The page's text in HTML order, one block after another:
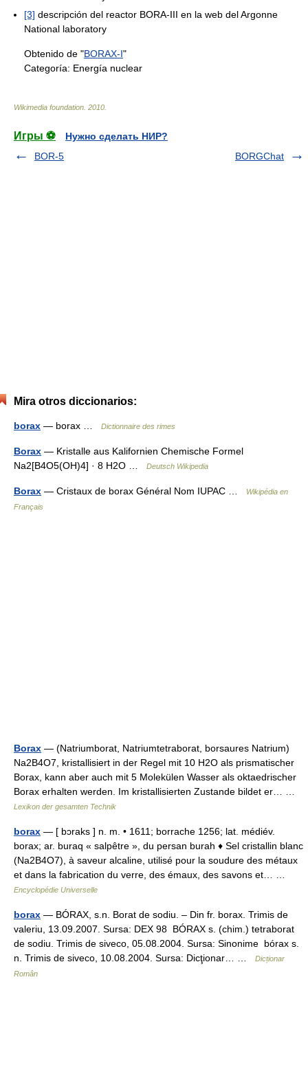
[3] descripción del reactor BORA-III en la web del Argonne
National laboratory
Obtenido de "BORAX-I"
Categoría: Energía nuclear
Wikimedia foundation 2010
Игры ⚽
Нужно сделать НИР?
BOR-5
BORGChat
Mira otros diccionarios:
borax — borax … Dictionnaire des rimes
Borax — Kristalle aus Kalifornien Chemische Formel
Na2[B4O5(OH)4] · 8 H2O …
Deutsch Wikipedia
Borax — Cristaux de borax Général Nom IUPAC …
Wikipédia en
Français
Borax — (Natriumborat, Natriumtetraborat, borsaures Natrium)
Na2B4O7, kristallisiert in der Regel mit 10 H2O als prismatischer
Borax, kann aber auch mit 5 Molekülen Wasser als oktaedrischer
Borax erhalten werden. Im kristallisierten Zustande bildet er… …
Lexikon der gesamten Technik
borax — [ bɔraks ] n. m. • 1611; borrache 1256; lat. médiév.
borax; ar. buraq « salpêtre », du persan burah ♦ Sel cristallin blanc
(Na2B4O7), à saveur alcaline, utilisé pour la soudure des métaux
et dans la fabrication du verre, des émaux, des savons et… …
Encyclopédie Universelle
borax — BÓRAX, s.n. Borat de sodiu. – Din fr. borax. Trimis de
valeriu, 13.09.2007. Sursa: DEX 98 BÓRAX s. (chim.) tetraborat
de sodiu. Trimis de siveco, 05.08.2004. Sursa: Sinonime bórax s.
n. Trimis de siveco, 10.08.2004. Sursa: Dicţionar… …
Dicționar
Român